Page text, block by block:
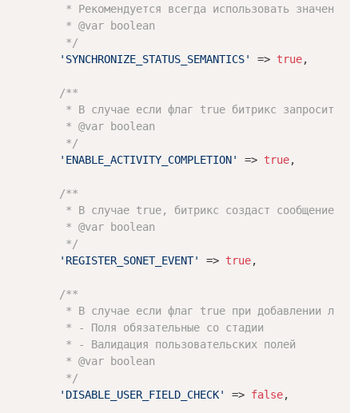
* Рекомендуется всегда использовать значение
         *
@var boolean
         */
'SYNCHRONIZE_STATUS_SEMANTICS'
=> true,
/**
* В случае если флаг true битрикс запросит
         *
@var boolean
         */
'ENABLE_ACTIVITY_COMPLETION'
=> true,
/**
* В случае true, битрикс создаст сообщение в
         *
@var boolean
         */
'REGISTER_SONET_EVENT'
=> true,
/**
* В случае если флаг true при добавлении
         * - Поля обязательные со стадии
         * - Валидация пользовательских полей
         *
@var boolean
         */
'DISABLE_USER_FIELD_CHECK'
=> false,